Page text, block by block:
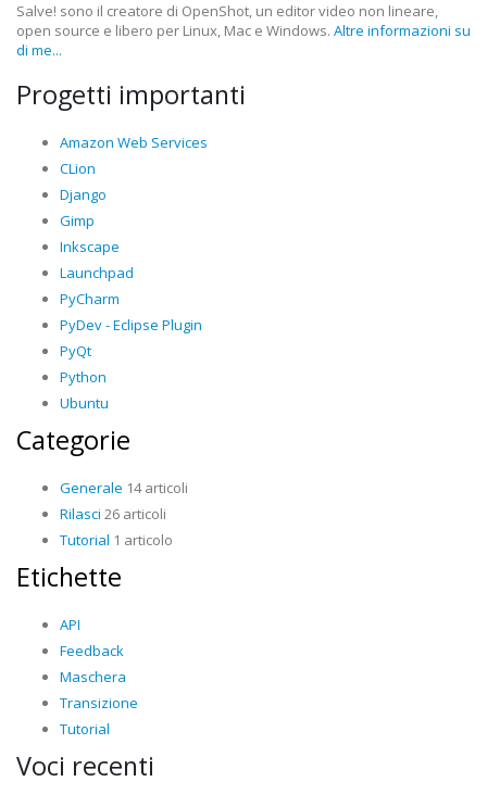
Salve! sono il creatore di OpenShot, un editor video non lineare,
open source e libero per Linux, Mac e Windows. Altre informazioni su
di me...
Progetti importanti
Amazon Web Services
CLion
Django
Gimp
Inkscape
Launchpad
PyCharm
PyDev - Eclipse Plugin
PyQt
Python
Ubuntu
Categorie
Generale 14 articoli
Rilasci 26 articoli
Tutorial 1 articolo
Etichette
API
Feedback
Maschera
Transizione
Tutorial
Voci recenti